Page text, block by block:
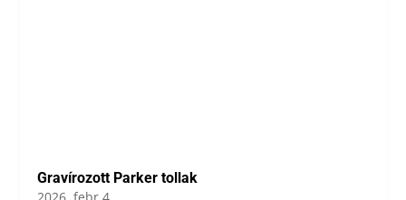
Gravírozott Parker tollak